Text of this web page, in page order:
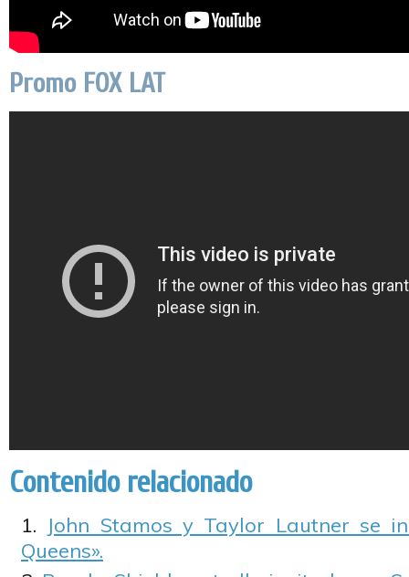
Promo FOX LAT
Contenido relacionado
John Stamos y Taylor Lautner se
Queens».